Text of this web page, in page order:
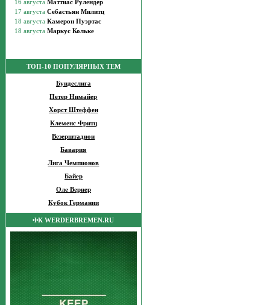
ТОП-10 ПОПУЛЯРНЫХ ТЕМ
Бундеслига
Петер Нимайер
Хорст Штеффен
Клеменс Фритц
Везерштадион
Бавария
Лига Чемпионов
Байер
Оле Вернер
Кубок Германии
ФК WERDERBREMEN.RU